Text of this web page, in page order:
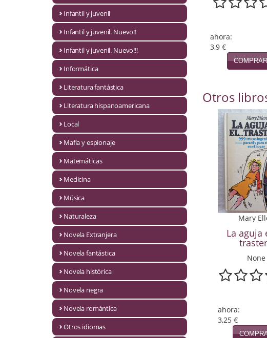
Guerra Civil Española
Infantil y juvenil
Infantil y juvenil. Nuevo!!
Infantil y juvenil. Nuevo!!!
Literatura fantástica
Literatura hispanoamericana
Mafia y espionaje
Infantil y juvenil
Infantil y juvenil. Nuevo!!
Infantil y juvenil. Nuevo!!!
Informática
Literatura fantástica
Literatura hispanoamericana
Local
Mafia y espionaje
Matemáticas
Medicina
Música
Naturaleza
Novela Extranjera
Novela fantástica
Novela histórica
Novela negra
Novela romántica
Otros idiomas
ahora:
3,9 €
Otros
Mary
La aguja
None
ahora:
3,25 €